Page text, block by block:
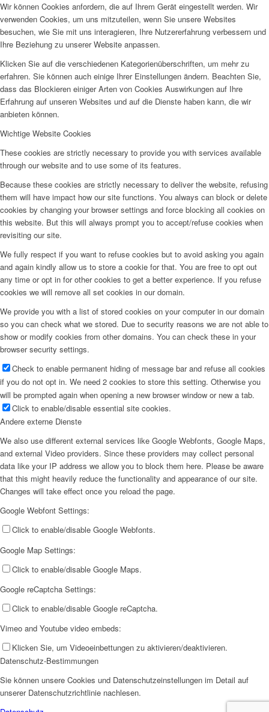
Wir können Cookies anfordern, die auf Ihrem Gerät eingestellt werden. Wir
verwenden Cookies, um uns mitzuteilen, wenn Sie unsere Websites
besuchen, wie Sie mit uns interagieren, Ihre Nutzererfahrung verbessern und
Ihre Beziehung zu unserer Website anpassen.
Klicken Sie auf die verschiedenen Kategorienüberschriften, um mehr zu
erfahren. Sie können auch einige Ihrer Einstellungen ändern. Beachten Sie,
dass das Blockieren einiger Arten von Cookies Auswirkungen auf Ihre
Erfahrung auf unseren Websites und auf die Dienste haben kann, die wir
anbieten können.
Wichtige Website Cookies
These cookies are strictly necessary to provide you with services available
through our website and to use some of its features.
Because these cookies are strictly necessary to deliver the website, refusing
them will have impact how our site functions. You always can block or delete
cookies by changing your browser settings and force blocking all cookies on
this website. But this will always prompt you to accept/refuse cookies when
revisiting our site.
We fully respect if you want to refuse cookies but to avoid asking you again
and again kindly allow us to store a cookie for that. You are free to opt out
any time or opt in for other cookies to get a better experience. If you refuse
cookies we will remove all set cookies in our domain.
We provide you with a list of stored cookies on your computer in our domain
so you can check what we stored. Due to security reasons we are not able to
show or modify cookies from other domains. You can check these in your
browser security settings.
Check to enable permanent hiding of message bar and refuse all cookies
if you do not opt in. We need 2 cookies to store this setting. Otherwise you
will be prompted again when opening a new browser window or new a tab.
Click to enable/disable essential site cookies.
Andere externe Dienste
We also use different external services like Google Webfonts, Google Maps,
and external Video providers. Since these providers may collect personal
data like your IP address we allow you to block them here. Please be aware
that this might heavily reduce the functionality and appearance of our site.
Changes will take effect once you reload the page.
Google Webfont Settings:
Click to enable/disable Google Webfonts.
Google Map Settings:
Click to enable/disable Google Maps.
Google reCaptcha Settings:
Click to enable/disable Google reCaptcha.
Vimeo and Youtube video embeds:
Klicken Sie, um Videoeinbettungen zu aktivieren/deaktivieren.
Datenschutz-Bestimmungen
Sie können unsere Cookies und Datenschutzeinstellungen im Detail auf
unserer Datenschutzrichtlinie nachlesen.